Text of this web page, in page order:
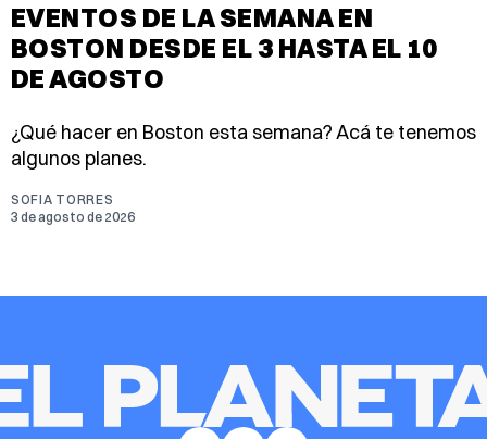
EVENTOS DE LA SEMANA EN
BOSTON DESDE EL 3 HASTA EL 10
DE AGOSTO
¿Qué hacer en Boston esta semana? Acá te tenemos
algunos planes.
SOFIA TORRES
3 de agosto de 2026